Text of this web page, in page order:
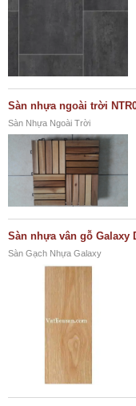
Sàn nhựa ngoài trời
Sàn Nhựa Ngoài Trời
Sàn nhựa vân gỗ Galaxy
Sàn Gạch Nhựa Galaxy